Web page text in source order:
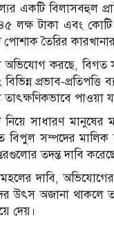
একটি বিলাসবহুল
লক্ষ টাকা এবং কোটি
তৈরির
অভিযোগ করছে, বিগত
প্রভাব-
পাওয়া
নিয়ে সাধারণ
সম্পদের মালিক
তদন্ত দাবি
মহলের দাবি,
উৎস অজানা থাকলে
দেয়।